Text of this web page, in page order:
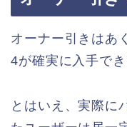
オーナー引きはあ
4が確実に入手で
とはいえ、実際に